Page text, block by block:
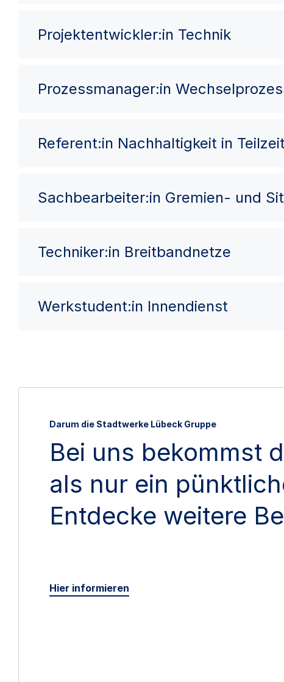
Projektentwickler:in Technik
Prozessmanager:in
Referent:in Nachhaltigkeit in
Sachbearbeiter:in Gremien- und
Techniker:in Breitbandnetze
Werkstudent:in Innendienst
Darum die Stadtwerke Lübeck Gruppe
Bei uns bekommst
als nur ein
Entdecke weitere
Hier informieren